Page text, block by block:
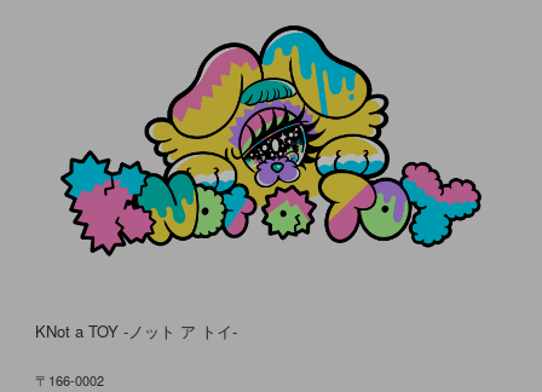
KNot a TOY -ノット ア トイ-
〒166-0002